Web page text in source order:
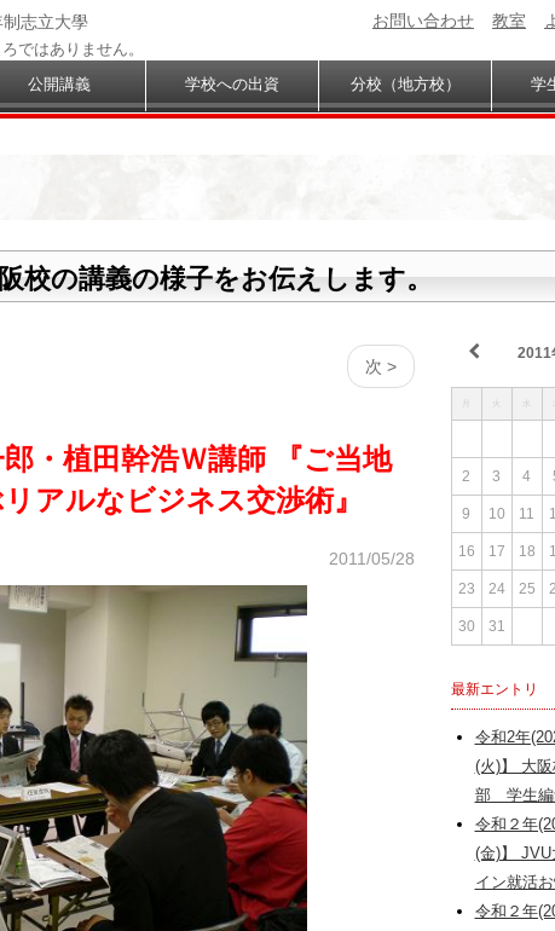
志立大學
ではありません。
お問い合わせ 教室
公開講義 学校への出資 分校（地方校） 学
校の講義の様子をお伝えします。
次 >
郎・植田幹浩Ｗ講師 『ご当地
アルなビジネス交渉術』
2011/05/28
2011
2 3 4
9 10 11
16 17 18
23 24 25
30 31
最新エントリ
令和2年
(火)】 大
部 学生編
令和２年
(金)】 JVU
イン就活
令和２年